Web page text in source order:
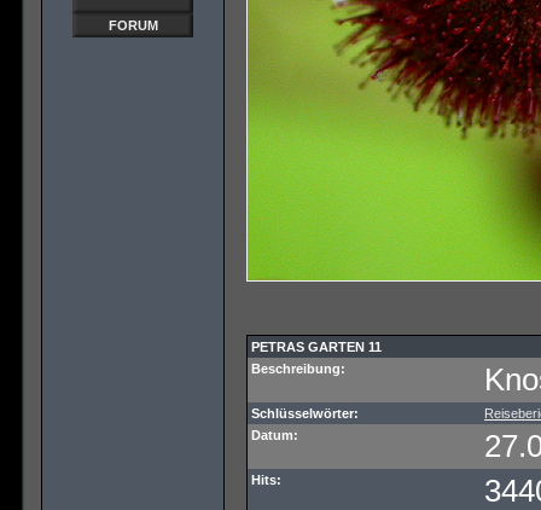
FORUM
PETRAS GARTEN 11
Beschreibung:
Schlüsselwörter:
Datum:
Hits: